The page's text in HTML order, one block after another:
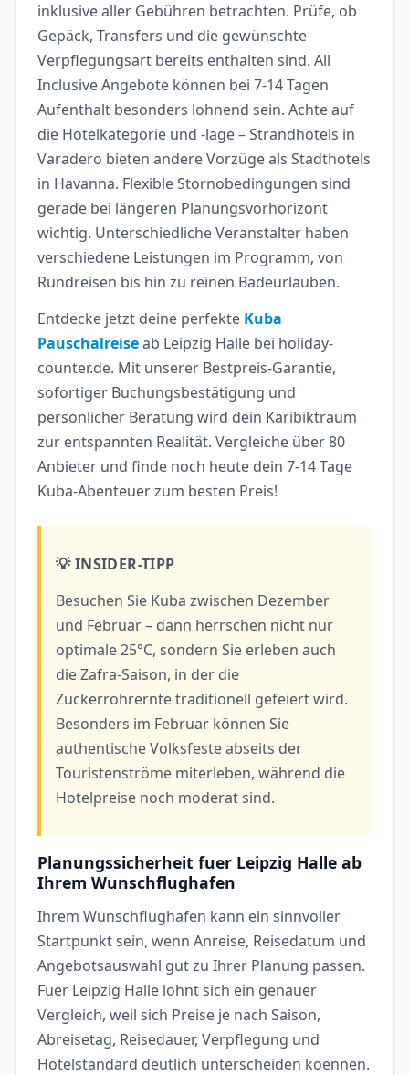
inklusive aller Gebühren betrachten. Prüfe, ob
Gepäck, Transfers und die gewünschte
Verpflegungsart bereits enthalten sind. All
Inclusive Angebote können bei 7-14 Tagen
Aufenthalt besonders lohnend sein. Achte auf
die Hotelkategorie und -lage – Strandhotels in
Varadero bieten andere Vorzüge als Stadthotels
in Havanna. Flexible Stornobedingungen sind
gerade bei längeren Planungsvorhorizont
wichtig. Unterschiedliche Veranstalter haben
verschiedene Leistungen im Programm, von
Rundreisen bis hin zu reinen Badeurlauben.
Entdecke jetzt deine perfekte Kuba
Pauschalreiseab Leipzig Halle bei holiday-
counter.de. Mit unserer Bestpreis-Garantie,
sofortiger Buchungsbestätigung und
persönlicher Beratung wird dein Karibiktraum
zur entspannten Realität. Vergleiche über 80
Anbieter und finde noch heute dein 7-14 Tage
Kuba-Abenteuer zum besten Preis!
💡 INSIDER-TIPP
Besuchen Sie Kuba zwischen Dezember
und Februar – dann herrschen nicht nur
optimale 25°C, sondern Sie erleben auch
die Zafra-Saison, in der die
Zuckerrohrernte traditionell gefeiert wird.
Besonders im Februar können Sie
authentische Volksfeste abseits der
Touristenströme miterleben, während die
Hotelpreise noch moderat sind.
Planungssicherheit fuer Leipzig Halle ab
Ihrem Wunschflughafen
Ihrem Wunschflughafen kann ein sinnvoller
Startpunkt sein, wenn Anreise, Reisedatum und
Angebotsauswahl gut zu Ihrer Planung passen.
Fuer Leipzig Halle lohnt sich ein genauer
Vergleich, weil sich Preise je nach Saison,
Abreisetag, Reisedauer, Verpflegung und
Hotelstandard deutlich unterscheiden koennen.